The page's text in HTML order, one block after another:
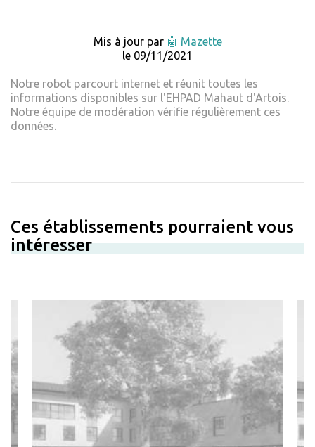
Mis à jour par 🤖 Mazette
le 09/11/2021
Notre robot parcourt internet et réunit toutes les
informations disponibles sur l'EHPAD Mahaut d'Artois.
Notre équipe de modération vérifie régulièrement ces
données.
Ces établissements pourraient vous
intéresser